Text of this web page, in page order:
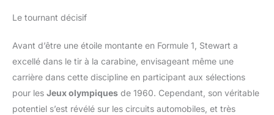
Le tournant décisif
Avant d’être une étoile montante en Formule 1, Stewart a
excellé dans le tir à la carabine, envisageant même une
carrière dans cette discipline en participant aux sélections
pour les Jeux olympiques de 1960. Cependant, son véritable
potentiel s’est révélé sur les circuits automobiles, et très